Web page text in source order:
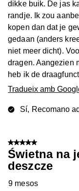
dikke buik. De jas
randje. Ik zou
kopen dan dat je
gedaan (anders
niet meer dicht).
dragen. Aangezien
heb ik de
Tradueix amb
Sí, Recomano
5 de 5 estrelles.
Świetna na
deszcze
9 mesos